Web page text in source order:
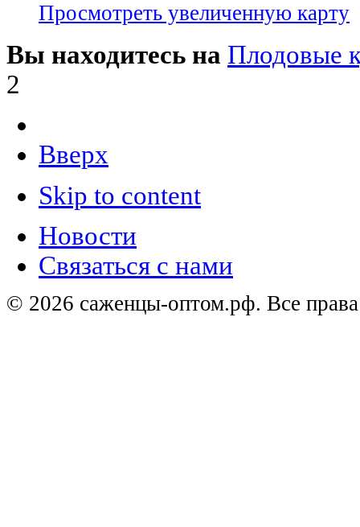
Просмотреть увеличенную карту
Вы находитесь на Плодовые
2
Вверх
Skip to content
Новости
Связаться с нами
© 2026 саженцы-оптом.рф. Все